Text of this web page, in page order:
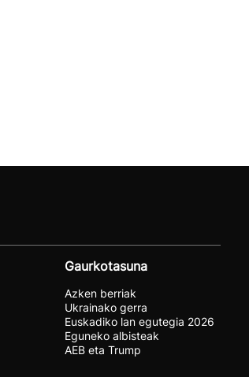
Gaurkotasuna
Azken berriak
Ukrainako gerra
Euskadiko lan egutegia 2026
Eguneko albisteak
AEB eta Trump